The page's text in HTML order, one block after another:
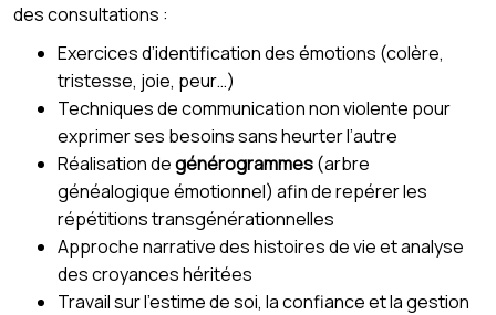
des consultations :
Exercices d’identification des émotions (colère,
tristesse, joie, peur…)
Techniques de communication non violente pour
exprimer ses besoins sans heurter l’autre
Réalisation degénérogrammes(arbre
généalogique émotionnel) afin de repérer les
répétitions transgénérationnelles
Approche narrative des histoires de vie et analyse
des croyances héritées
Travail sur l’estime de soi, la confiance et la gestion